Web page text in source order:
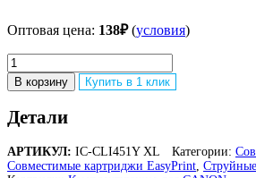
Оптовая цена: 138₽(условия)
Количество
товара
CLI451Y
XL
Картридж
IC-
CLI451Y
В корзину Купить в 1 клик
Детали
АРТИКУЛ: IC-CLI451Y XL Категории:
Совместимые картриджи EasyPrint